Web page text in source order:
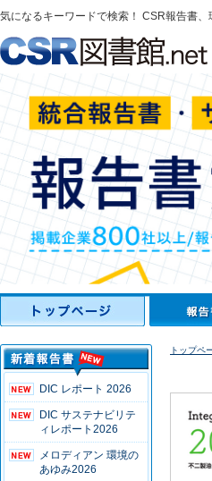
気になるキーワードで検索！ CSR報告書
DIC レポート 2026
DIC サステナビリテ
ィレポート2026
メロディアン 環境の
あゆみ2026
トップペ